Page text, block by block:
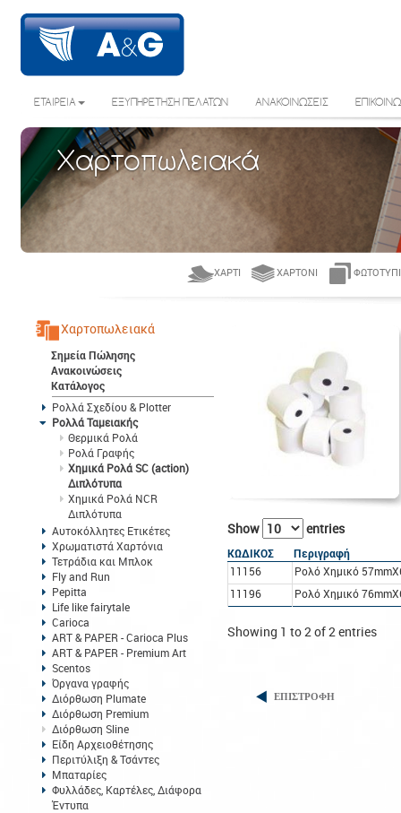
ΕΤΑΙΡΕΙΑ ΕΞΥΠΗΡΕΤΗΣΗ ΠΕΛΑΤΩΝ ΑΝΑΚΟΙΝΩΣΕΙΣ
Χαρτοπωλειακά
ΧΑΡΤΊ ΧΑΡΤΌΝΙ
Χαρτοπωλειακά
Σημεία Πώλησης
Ανακοινώσεις
Κατάλογος
Ρολλά Σχεδίου & Plotter
Ρολλά Ταμειακής
Θερμικά Ρολά
Ρολά Γραφής
Χημικά Ρολά SC (action)
Διπλότυπα
Χημικά Ρολά NCR
Διπλότυπα
Αυτοκόλλητες Ετικέτες
Χρωματιστά Χαρτόνια
Τετράδια και Μπλοκ
Fly and Run
Pepitta
Life like fairytale
Carioca
ART & PAPER - Carioca Plus
ART & PAPER - Premium Art
Scentos
Όργανα γραφής
Διόρθωση Plumate
Διόρθωση Premium
Διόρθωση Sline
Είδη Αρχειοθέτησης
Περιτύλιξη & Τσάντες
Μπαταρίες
Φυλλάδες, Καρτέλες, Διάφορα
Έντυπα
Show entries
ΚΩΔΙΚΟΣ
Περιγραφή
11156
Ρολό Χημικό
11196
Ρολό Χημικό
Showing 1 to 2 of 2 entries
ΕΠΙΣΤΡΟΦΗ